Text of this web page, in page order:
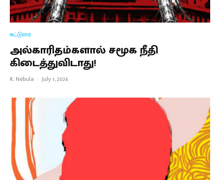
கட்டுரை
அல்காரிதம்களால் சமூக நீதி
கிடைத்துவிடாது!
K. Nebula · July 1, 2026